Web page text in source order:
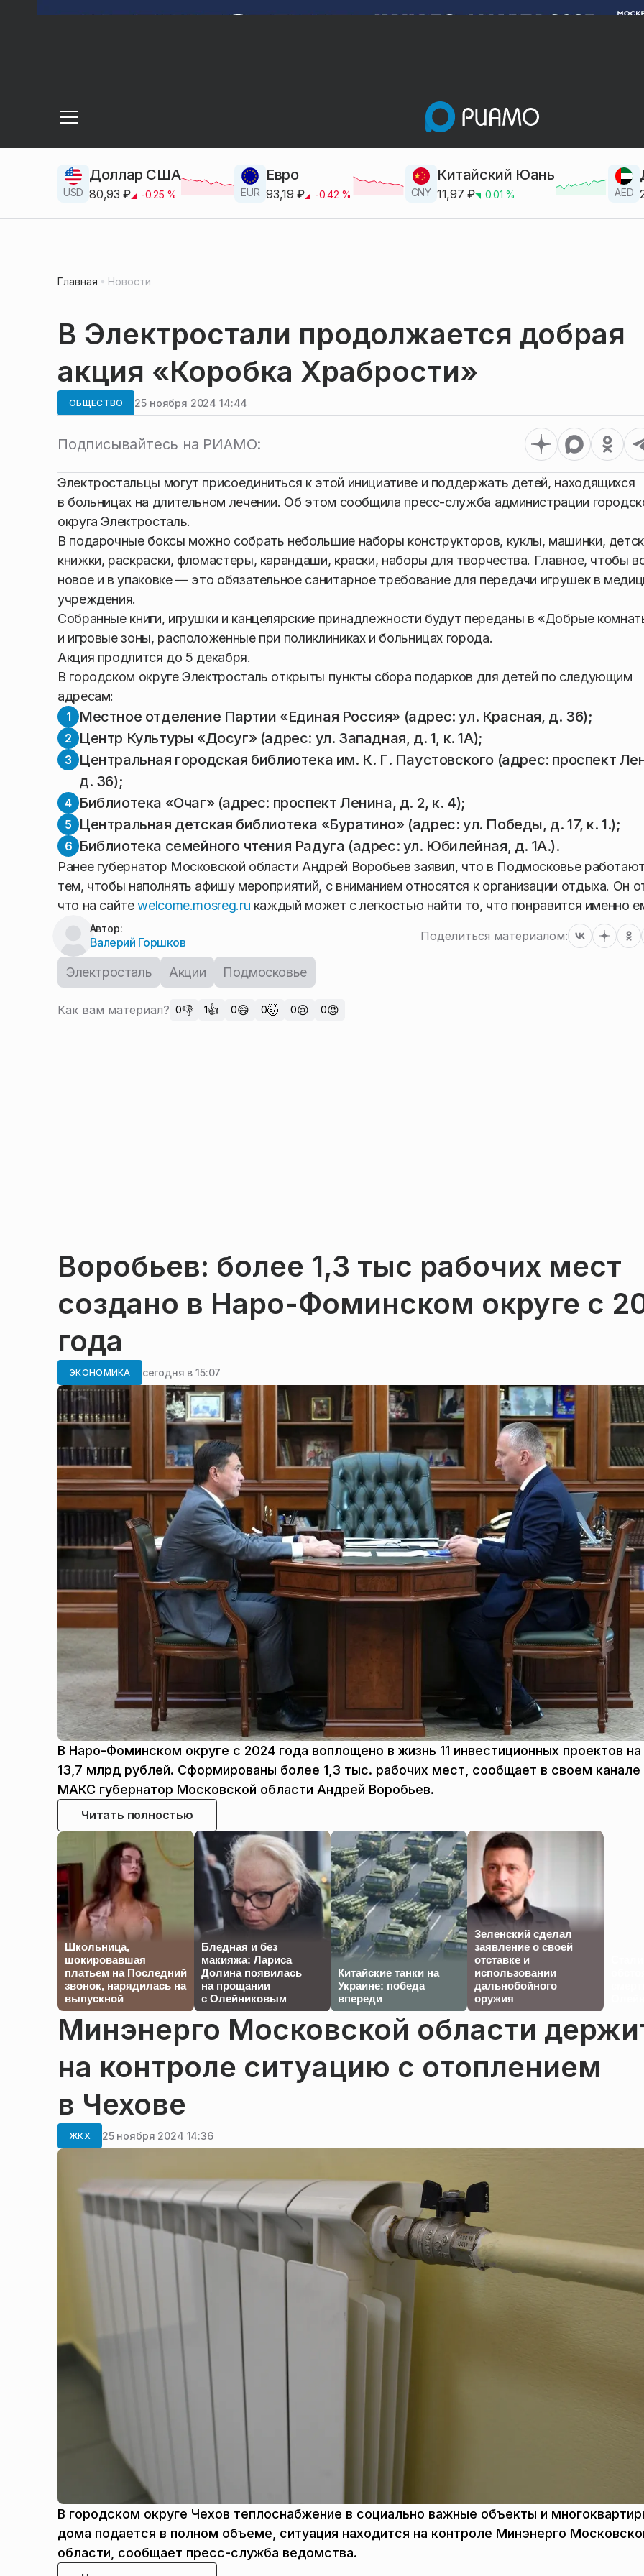
USD
Доллар США
80,93 ₽ -0.25 % EUR
Евро
93,19 ₽ -0.42 % CNY
Китайский Юань
11,97 ₽ 0.01 % AED
Главная Новости
В Электростали продолжается добрая
акция «Коробка Храбрости»
ОБЩЕСТВО 25 ноября 2024 14:44
Подписывайтесь на РИАМО:
Электростальцы могут присоединиться к этой инициативе и поддержать детей, находящихся
в больницах на длительном лечении. Об этом сообщила пресс-служба администрации
округа Электросталь.
В подарочные боксы можно собрать небольшие наборы конструкторов, куклы, машинки,
книжки, раскраски, фломастеры, карандаши, краски, наборы для творчества. Главное, чтобы
новое и в упаковке — это обязательное санитарное требование для передачи игрушек в
учреждения.
Собранные книги, игрушки и канцелярские принадлежности будут переданы в «Добрые
и игровые зоны, расположенные при поликлиниках и больницах города.
Акция продлится до 5 декабря.
В городском округе Электросталь открыты пункты сбора подарков для детей по следующим
адресам:
Местное отделение Партии «Единая Россия» (адрес: ул. Красная, д. 36);
Центр Культуры «Досуг» (адрес: ул. Западная, д. 1, к. 1А);
Центральная городская библиотека им. К. Г. Паустовского (адрес: проспект
д. 36);
Библиотека «Очаг» (адрес: проспект Ленина, д. 2, к. 4);
Центральная детская библиотека «Буратино» (адрес: ул. Победы, д. 17, к. 1.);
Библиотека семейного чтения Радуга (адрес: ул. Юбилейная, д. 1А.).
Ранее губернатор Московской области Андрей Воробьев заявил, что в Подмосковье
тем, чтобы наполнять афишу мероприятий, с вниманием относятся к организации отдыха. Он
что на сайтеwelcome.mosreg.ru каждый может с легкостью найти то, что понравится именно
Автор:
Валерий Горшков Поделиться материалом:
Электросталь Акции Подмосковье
Как вам материал? 0👎 1👍 0😄 0🤯 0😢 0😡
Воробьев: более 1,3 тыс рабочих мест
создано в Наро-Фоминском округе с
года
ЭКОНОМИКА сегодня в 15:07
В Наро-Фоминском округе с 2024 года воплощено в жизнь 11 инвестиционных проектов
13,7 млрд рублей. Сформированы более 1,3 тыс. рабочих мест, сообщает в своем канале
МАКС губернатор Московской области Андрей Воробьев.
Читать полностью
Школьница,
шокировавшая
платьем на Последний
звонок, нарядилась на
выпускной
Бледная и без
макияжа: Лариса
Долина появилась
на прощании
с Олейниковым
Китайские танки на
Украине: победа
впереди
Зеленский сделал
заявление о своей
отставке и
использовании
дальнобойного
оружия
Минэнерго Московской области
на контроле ситуацию с отоплением
в Чехове
ЖКХ 25 ноября 2024 14:36
В городском округе Чехов теплоснабжение в социально важные объекты и
дома подается в полном объеме, ситуация находится на контроле Минэнерго
области, сообщает пресс-служба ведомства.